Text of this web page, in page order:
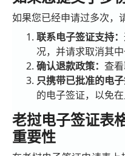
如果您已经申请过多次，
联系电子签证支持：
况，并请求取消其中
确认退款政策： 查
只携带已批准的电子
的电子签证，以免在
老挝电子签证表
重要性